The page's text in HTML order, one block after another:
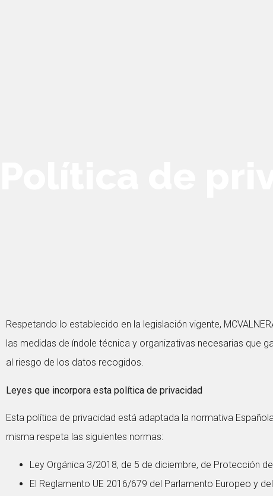
Respetando lo establecido en la legislación vigente,
las medidas de índole técnica y organizativas necesarias que
al riesgo de los datos recogidos.
Leyes que incorpora esta política de privacidad
Esta política de privacidad está adaptada la normativa
misma respeta las siguientes normas:
Ley Orgánica 3/2018, de 5 de diciembre, de Protección
El Reglamento UE 2016/679 del Parlamento Europeo y